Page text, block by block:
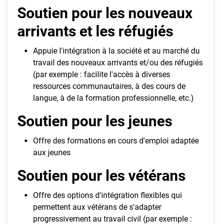
Soutien pour les nouveaux
arrivants et les réfugiés
Appuie l'intégration à la société et au marché du
travail des nouveaux arrivants et/ou des réfugiés
(par exemple : facilite l'accès à diverses
ressources communautaires, à des cours de
langue, à de la formation professionnelle, etc.)
Soutien pour les jeunes
Offre des formations en cours d'emploi adaptée
aux jeunes
Soutien pour les vétérans
Offre des options d'intégration flexibles qui
permettent aux vétérans de s'adapter
progressivement au travail civil (par exemple :